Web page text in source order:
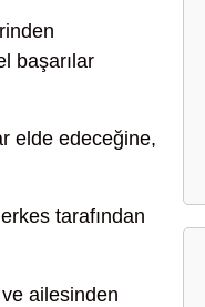
başarılar
elde edeceğine,
tarafından
ailesinden